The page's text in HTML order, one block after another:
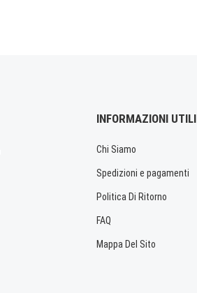
INFORMAZIONI UTILI
Chi Siamo
Spedizioni e pagamenti
Politica Di Ritorno
FAQ
Mappa Del Sito